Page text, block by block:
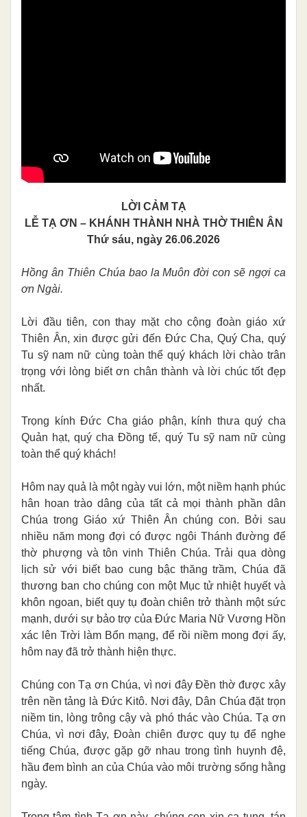
LỜI CẢM TẠ
LỄ TẠ ƠN – KHÁNH THÀNH NHÀ THỜ THIÊN ÂN
Thứ sáu, ngày 26.06.2026
Hồng ân Thiên Chúa bao la Muôn đời con sẽ ngợi ca
ơn Ngài.
Lời đầu tiên, con thay mặt cho cộng đoàn giáo xứ
Thiên Ân, xin được gửi đến Đức Cha, Quý Cha, quý
Tu sỹ nam nữ cùng toàn thể quý khách lời chào trân
trọng với lòng biết ơn chân thành và lời chúc tốt đẹp
nhất.
Trọng kính Đức Cha giáo phận, kính thưa quý cha
Quản hạt, quý cha Đồng tế, quý Tu sỹ nam nữ cùng
toàn thể quý khách!
Hôm nay quả là một ngày vui lớn, một niềm hạnh phúc
hân hoan trào dâng của tất cả mọi thành phần dân
Chúa trong Giáo xứ Thiên Ân chúng con. Bởi sau
nhiều năm mong đợi có được ngôi Thánh đường để
thờ phượng và tôn vinh Thiên Chúa. Trải qua dòng
lịch sử với biết bao cung bậc thăng trầm, Chúa đã
thương ban cho chúng con một Mục tử nhiệt huyết và
khôn ngoan, biết quy tụ đoàn chiên trở thành một sức
mạnh, dưới sự bảo trợ của Đức Maria Nữ Vương Hồn
xác lên Trời làm Bổn mạng, để rồi niềm mong đợi ấy,
hôm nay đã trở thành hiện thực.
Chúng con Tạ ơn Chúa, vì nơi đây Đền thờ được xây
trên nền tảng là Đức Kitô. Nơi đây, Dân Chúa đặt trọn
niềm tin, lòng trông cậy và phó thác vào Chúa. Tạ ơn
Chúa, vì nơi đây, Đoàn chiên được quy tụ để nghe
tiếng Chúa, được gặp gỡ nhau trong tình huynh đệ,
hầu đem bình an của Chúa vào môi trường sống hằng
ngày.